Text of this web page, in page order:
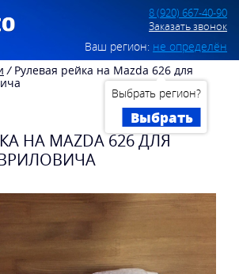
8 (920) 667-40-90
Заказать звонок
Ваш регион: не определён
Выбрать регион?
Выбрать
/ Рулевая рейка на Mazda 626 для
НА MAZDA 626 ДЛЯ